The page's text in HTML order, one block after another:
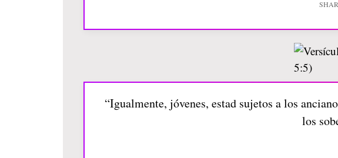
“Igualmente, jóvenes, estad sujetos a los
los